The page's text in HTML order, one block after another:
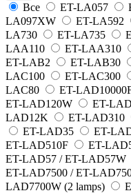
Все ET-LA057
LA097XW
ET-LA592
LA730
ET-LA735
LAA110
ET-LAA310
ET-LAB2
ET-LAB30
LAC100
ET-LAC300
LAC80
ET-
ET-LAD120W
ET-
LAD12K
ET-LAD310
ET-LAD35
ET-
ET-LAD510F
ET-
ET-LAD57 / ET-LAD57W
ET-LAD7500 / ET-
LAD7700W (2 lamps)